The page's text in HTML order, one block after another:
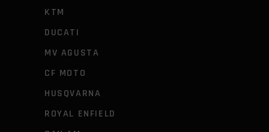
KTM
DUCATI
MV AGUSTA
CF MOTO
HUSQVARNA
ROYAL ENFIELD